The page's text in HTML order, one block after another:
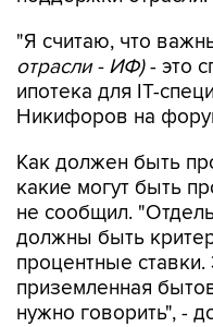
"Я считаю, что
отрасли - ИФ)- это
ипотека для IT-
Никифоров на
Как должен быть
какие могут быть
не сообщил.
должны быть
процентные
приземленная
нужно говорить", -